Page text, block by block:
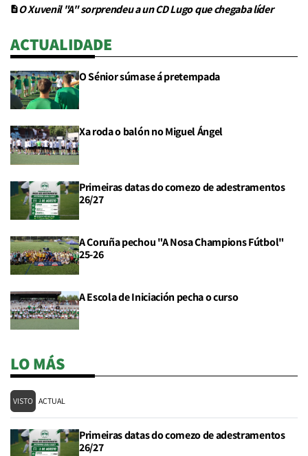
O Xuvenil "A" sorprendeu a un CD Lugo que chegaba líder
ACTUALIDADE
O Sénior súmase á pretempada
Xa roda o balón no Miguel Ángel
Primeiras datas do comezo de adestramentos
26/27
A Coruña pechou "A Nosa Champions Fútbol"
25-26
A Escola de Iniciación pecha o curso
LO MÁS
VISTO ACTUAL
Primeiras datas do comezo de adestramentos
26/27